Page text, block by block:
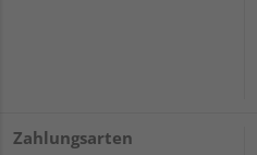
Zahlungsarten